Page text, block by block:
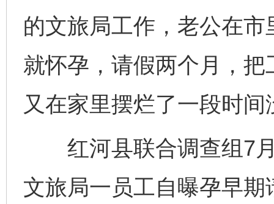
的文旅局工作，老公在市
就怀孕，请假两个月，把
又在家里摆烂了一段时间
红河县联合调查组7月
文旅局一员工自曝孕早期